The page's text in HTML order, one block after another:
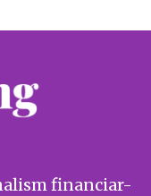
financiar-